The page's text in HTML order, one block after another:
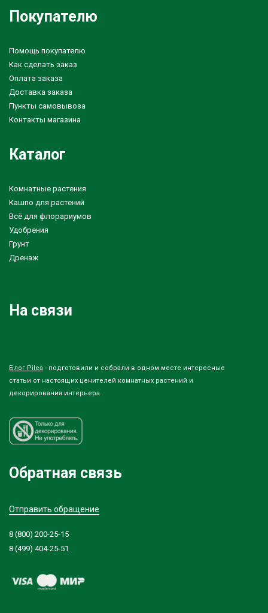
Покупателю
Помощь покупателю
Как сделать заказ
Оплата заказа
Доставка заказа
Пункты самовывоза
Контакты магазина
Каталог
Комнатные растения
Кашпо для растений
Всё для флорариумов
Удобрения
Грунт
Дренаж
На связи
Блог Pilea - подготовили и собрали в одном месте интересные
статьи от настоящих ценителей комнатных растений и
декорирования интерьера.
Обратная связь
Отправить обращение
8 (800) 200-25-15
8 (499) 404-25-51